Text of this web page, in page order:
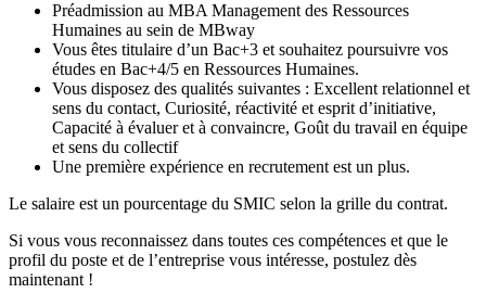
Préadmission au MBA Management des Ressources
Humaines au sein de MBway
Vous êtes titulaire d’un Bac+3 et souhaitez poursuivre vos
études en Bac+4/5 en Ressources Humaines.
Vous disposez des qualités suivantes : Excellent relationnel et
sens du contact, Curiosité, réactivité et esprit d’initiative,
Capacité à évaluer et à convaincre, Goût du travail en équipe
et sens du collectif
Une première expérience en recrutement est un plus.
Le salaire est un pourcentage du SMIC selon la grille du contrat.
Si vous vous reconnaissez dans toutes ces compétences et que le
profil du poste et de l’entreprise vous intéresse, postulez dès
maintenant !